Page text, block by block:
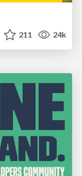
211 24k